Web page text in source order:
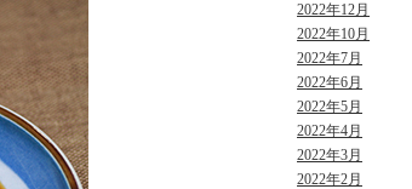
2022年12月
2022年10月
2022年7月
2022年6月
2022年5月
2022年4月
2022年3月
2022年2月